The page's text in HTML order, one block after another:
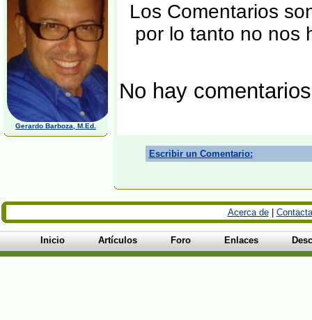
Gerardo Barboza, M.Ed.
Los Comentarios
por lo tanto no nos
No hay
Escribir un Comentario:
Acerca de|
Inicio Artículos Foro Enlaces